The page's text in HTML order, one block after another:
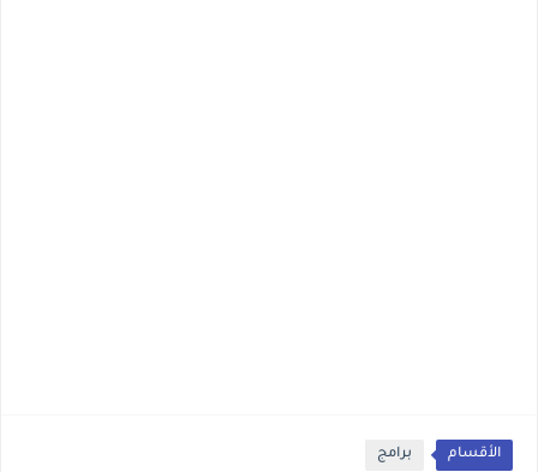
الأقسام برامج